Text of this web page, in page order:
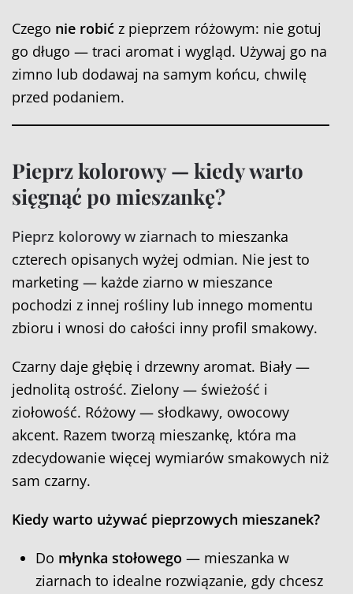
Czego nie robić z pieprzem różowym: nie gotuj
go długo — traci aromat i wygląd. Używaj go na
zimno lub dodawaj na samym końcu, chwilę
przed podaniem.
Pieprz kolorowy — kiedy warto
sięgnąć po mieszankę?
Pieprz kolorowy w ziarnach to mieszanka
czterech opisanych wyżej odmian. Nie jest to
marketing — każde ziarno w mieszance
pochodzi z innej rośliny lub innego momentu
zbioru i wnosi do całości inny profil smakowy.
Czarny daje głębię i drzewny aromat. Biały —
jednolitą ostrość. Zielony — świeżość i
ziołowość. Różowy — słodkawy, owocowy
akcent. Razem tworzą mieszankę, która ma
zdecydowanie więcej wymiarów smakowych niż
sam czarny.
Kiedy warto używać pieprzowych mieszanek?
Do młynka stołowego — mieszanka w
ziarnach to idealne rozwiązanie, gdy chcesz